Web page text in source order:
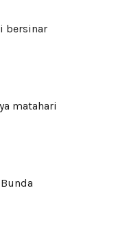
bersinar
matahari